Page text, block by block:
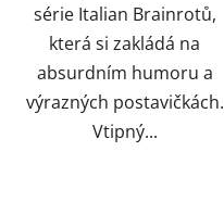
série Italian Brainrotů,
která si zakládá na
absurdním humoru a
výrazných postavičkách.
Vtipný...